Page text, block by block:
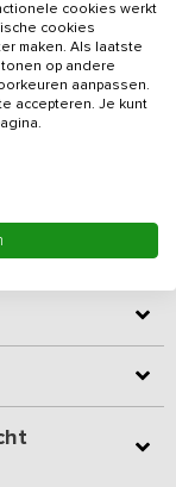
de verbouwing van
de oude
unieke balans
en een
gemakken
keuken met 5-
andere kant kun je
oude
kaarten of
(met volleybal-
een vlot
hoort een grote
‘s avonds gezellig
cookies werkt
cookies
maken. Als laatste
op andere
aanpassen.
accepteren. Je kunt